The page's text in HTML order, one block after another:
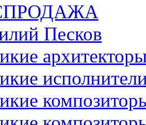
Песков